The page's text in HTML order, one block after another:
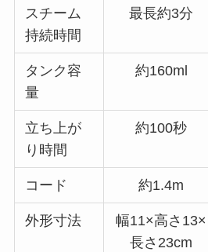
スチーム
持続時間
最長約3分
タンク容
量
約160ml
立ち上が
り時間
約100秒
コード 約1.4m
外形寸法
幅11×高さ13×
長さ23cm